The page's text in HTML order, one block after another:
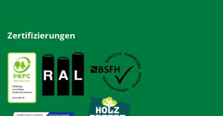
Zertifizierungen